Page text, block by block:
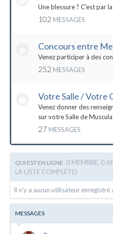
Une blessure ? C'est par
102 MESSAGES
Concours entre
Venez participer à des
252 MESSAGES
Votre Salle / Votre
Venez donner des
sur votre Salle de
27 MESSAGES
QUI EST EN LIGNE 0 MEMBRE, 0
LA LISTE COMPLÈTE)
Il n’y a aucun utilisateur
MESSAGES